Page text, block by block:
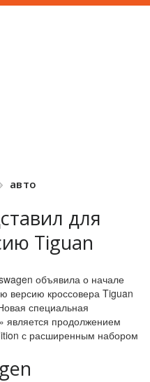
авто
для
Tiguan
объявила о начале
версию кроссовера Tiguan
специальная
является продолжением
с расширенным набором